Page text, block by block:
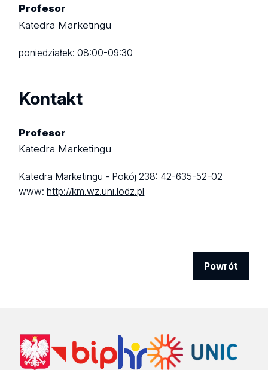
Profesor
Katedra Marketingu
poniedziałek: 08:00-09:30
Kontakt
Profesor
Katedra Marketingu
Katedra Marketingu - Pokój 238: 42-635-52-02
www: http://km.wz.uni.lodz.pl
Powrót